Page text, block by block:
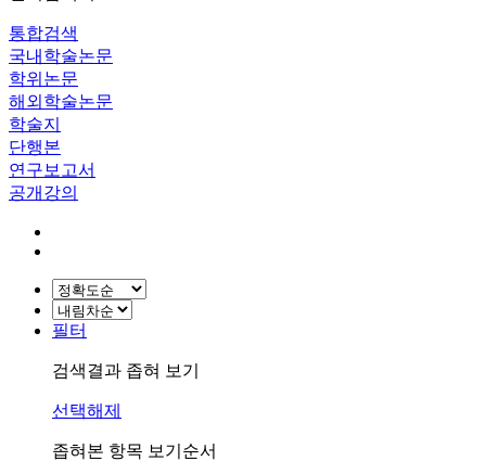
통합검색
국내학술논문
학위논문
해외학술논문
학술지
단행본
연구보고서
공개강의
필터
검색결과 좁혀 보기
선택해제
좁혀본 항목 보기순서